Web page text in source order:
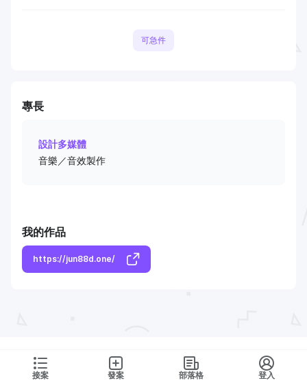
接案 發案 部落格 登入
可急件
專長
設計多媒體
音樂／音效製作
我的作品
https://jun88d.one/